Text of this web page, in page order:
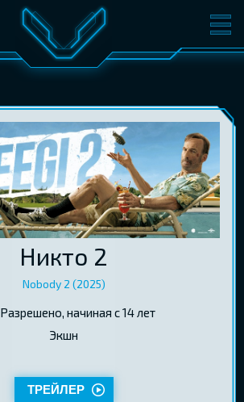
БИЛЕТЫ
КИНОКЛУБ-V
ПОДАРОЧНЫЕ КАРТЫ
Никто 2
Nobody 2 (2025)
Разрешено, начиная с 14 лет
Экшн
ТРЕЙЛЕР